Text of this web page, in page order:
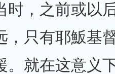
时，之前或以
，只有耶魬基
。就在这意义